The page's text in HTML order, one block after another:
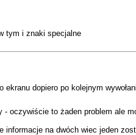
tym i znaki specjalne
dopiero po kolejnym
oczywiście to żaden problem ale
na dwóch wiec jeden